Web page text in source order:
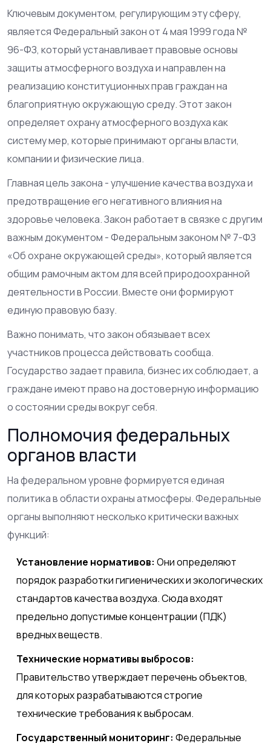
Ключевым документом, регулирующим эту сферу,
являетсяФедеральный закон от 4 мая 1999 года №
96-ФЗ, которыйустанавливает правовые основы
защиты атмосферного воздуха и направлен на
реализацию конституционных прав граждан на
благоприятную окружающую среду. Этот закон
определяет охрану атмосферного воздуха как
систему мер, которые принимают органы власти,
компании и физические лица.
Главная цель закона - улучшение качества воздуха и
предотвращение его негативного влияния на
здоровье человека. Закон работает в связке с другим
важным документом -Федеральным законом № 7-ФЗ
«Об охране окружающей среды», которыйявляется
общим рамочным актом для всей природоохранной
деятельности в России. Вместе они формируют
единую правовую базу.
Важно понимать, что закон обязывает всех
участников процесса действовать сообща.
Государство задает правила, бизнес их соблюдает, а
граждане имеют право на достоверную информацию
о состоянии среды вокруг себя.
Полномочия федеральных
органов власти
На федеральном уровне формируется единая
политика в области охраны атмосферы. Федеральные
органы выполняют несколько критически важных
функций:
Установление нормативов: Они определяют
порядок разработки гигиенических и экологических
стандартов качества воздуха. Сюда входят
предельно допустимые концентрации (ПДК)
вредных веществ.
Технические нормативы выбросов:
Правительство утверждает перечень объектов,
для которых разрабатываются строгие
технические требования к выбросам.
Государственный мониторинг: Федеральные